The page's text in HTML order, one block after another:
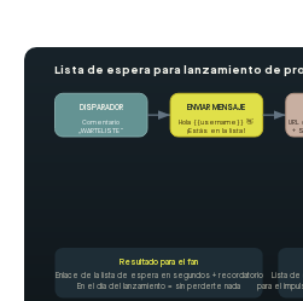
Lista de espera para lanzamiento de
DISPARADOR
Comentario
„WARTELISTE“
ENVIAR MENSAJE
Hola {{username}} 👋
¡Estás en la lista! +
Resultado para el fan
Enlace de la lista de espera en segundos + recordatorio
En el día del lanzamiento = sin perderte nada
Lista
para el